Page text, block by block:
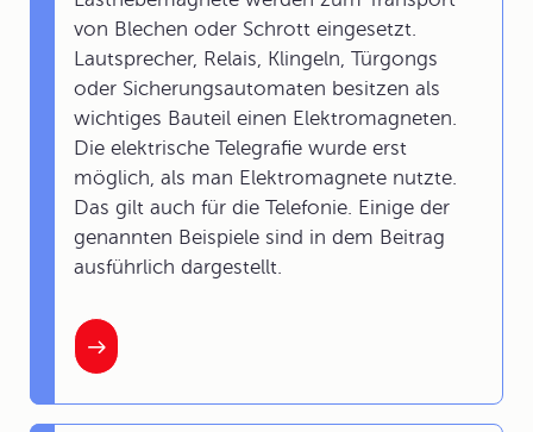
von Blechen oder Schrott eingesetzt.
Lautsprecher, Relais, Klingeln, Türgongs
oder Sicherungsautomaten besitzen als
wichtiges Bauteil einen Elektromagneten.
Die elektrische Telegrafie wurde erst
möglich, als man Elektromagnete nutzte.
Das gilt auch für die Telefonie. Einige der
genannten Beispiele sind in dem Beitrag
ausführlich dargestellt.